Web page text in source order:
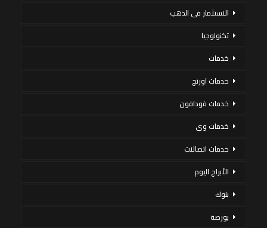
الاستثمار فى الذهب
تكنولوجيا
خدمات
خدمات اورنج
خدمات فودافون
خدمات وى
خدمات اتصالات
الأبراج اليوم
بنوك
بورصة